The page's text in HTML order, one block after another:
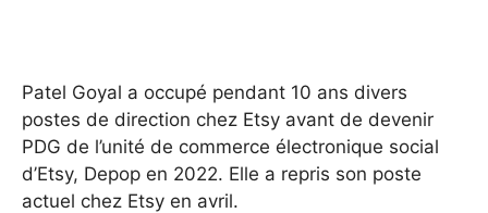
Patel Goyal a occupé pendant 10 ans divers
postes de direction chez Etsy avant de devenir
PDG de l’unité de commerce électronique social
d’Etsy, Depop en 2022. Elle a repris son poste
actuel chez Etsy en avril.